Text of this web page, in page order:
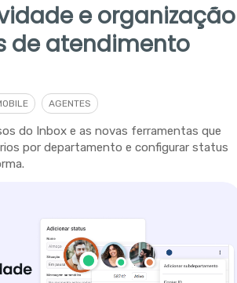
e organização
de atendimento
AGENTES
do Inbox e as novas ferramentas que
por departamento e configurar status